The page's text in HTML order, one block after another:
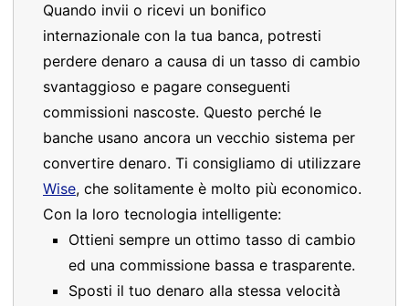
Quando invii o ricevi un bonifico
internazionale con la tua banca, potresti
perdere denaro a causa di un tasso di cambio
svantaggioso e pagare conseguenti
commissioni nascoste. Questo perché le
banche usano ancora un vecchio sistema per
convertire denaro. Ti consigliamo di utilizzare
Wise, che solitamente è molto più economico.
Con la loro tecnologia intelligente:
Ottieni sempre un ottimo tasso di cambio
ed una commissione bassa e trasparente.
Sposti il tuo denaro alla stessa velocità